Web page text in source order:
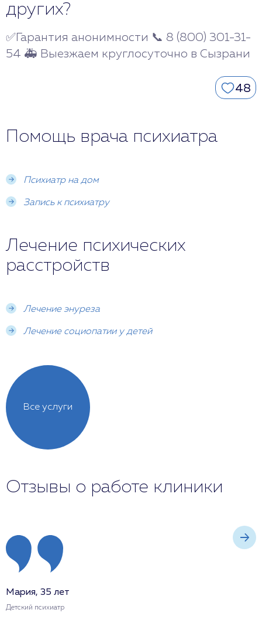
других?
✅Гарантия анонимности 📞 8 (800) 301-31-
54 🚑 Выезжаем круглосуточно в Сызрани
48
Помощь врача психиатра
Психиатр на дом
Запись к психиатру
Лечение психических
расстройств
Лечение энуреза
Лечение социопатии у детей
Все услуги
Отзывы о работе клиники
Мария, 35 лет
Детский психиатр